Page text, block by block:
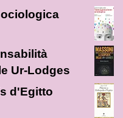
Ur-Lodges
d'Egitto